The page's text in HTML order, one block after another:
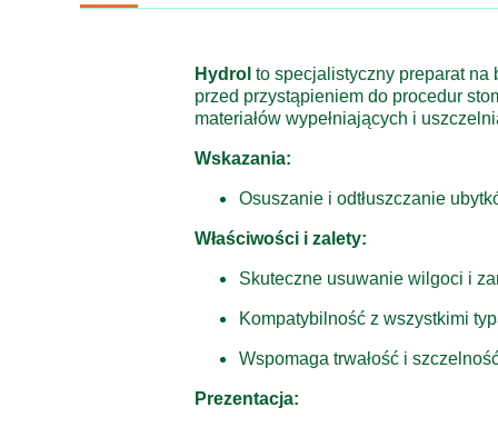
Hydrol to specjalistyczny preparat na
przed przystąpieniem do procedur
materiałów wypełniających i
Wskazania:
Osuszanie i odtłuszczanie
Właściwości i zalety:
Skuteczne usuwanie wilgoci i
Kompatybilność z wszystkimi
Wspomaga trwałość i
Prezentacja: